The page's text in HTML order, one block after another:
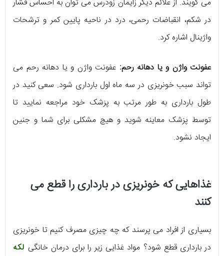
می گویند. از علائم دیگر زایمان زودرس می توان به احساس فشار
در شکم، انقباضات رحمی، درد در ناحیه پایین کمر و ترشحات
واژینال اشاره کرد.
عفونت واژن و یا دهانه رحم: عفونت واژن و یا دهانه رحم می
تواند سبب خونریزی در سه ماه اول بارداری شود. سعی کنید در
طول بارداری به طور مرتب به پزشک خود مراجعه نمایید تا
توسط پزشک معاینه شوید و هیچ مشکلی برای شما و جنین
ایجاد نشود.
غذاهایی که خونریزی در بارداری را قطع می
کنند
بسیاری از افراد می پرسند که چه چیزی مصرف کنیم تا خونریزی
در بارداری قطع شود؟ مواد غذایی زیر را برای درمان خانگی لکه